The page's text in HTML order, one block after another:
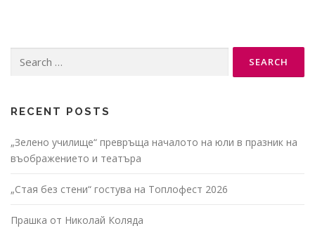
for:
RECENT POSTS
„Зелено училище“ превръща началото на юли в празник на
въображението и театъра
„Стая без стени“ гостува на Топлофест 2026
Прашка от Николай Коляда